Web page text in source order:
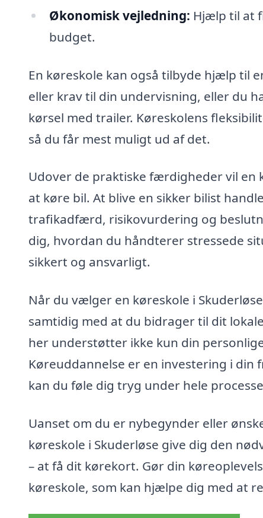
Økonomisk vejledning: Hjælp til at
budget.
En køreskole kan også tilbyde hjælp til
eller krav til din undervisning, eller du
kørsel med trailer. Køreskolens
så du får mest muligt ud af det.
Udover de praktiske færdigheder vil en
at køre bil. At blive en sikker bilist
trafikadfærd, risikovurdering og
dig, hvordan du håndterer stressede
sikkert og ansvarligt.
Når du vælger en køreskole i
samtidig med at du bidrager til dit
her understøtter ikke kun din
Køreuddannelse er en investering i
kan du føle dig tryg under hele
Uanset om du er nybegynder eller
køreskole i Skuderløse give dig den
– at få dit kørekort. Gør din
køreskole, som kan hjælpe dig med at